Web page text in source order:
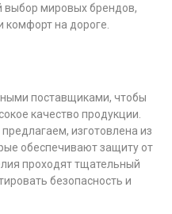
выбор мировых брендов,
комфорт на дороге.
поставщиками, чтобы
качество продукции.
изготовлена из
обеспечивают защиту от
проходят тщательный
безопасность и